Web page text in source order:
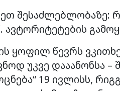
შესაძლებლობაზე:
ავტორიტეტების
ყოფილ წევრს
უკვე დააანონსა
19 ივლისს,